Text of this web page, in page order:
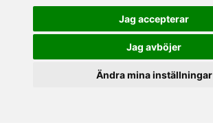
Jag accepterar
Jag avböjer
Ändra mina inställningar